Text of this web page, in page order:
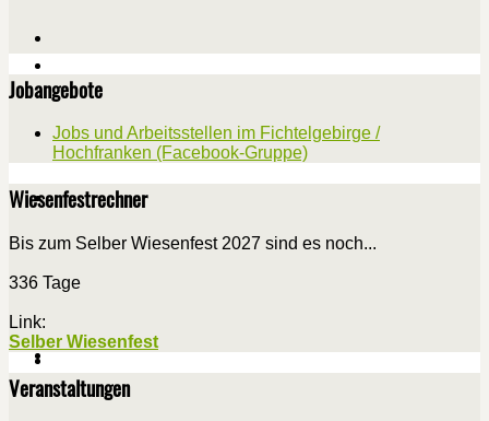
Jobangebote
Jobs und Arbeitsstellen im Fichtelgebirge /
Hochfranken (Facebook-Gruppe)
Wiesenfestrechner
Bis zum Selber Wiesenfest 2027 sind es noch...
336 Tage
Link:
Selber Wiesenfest
Veranstaltungen